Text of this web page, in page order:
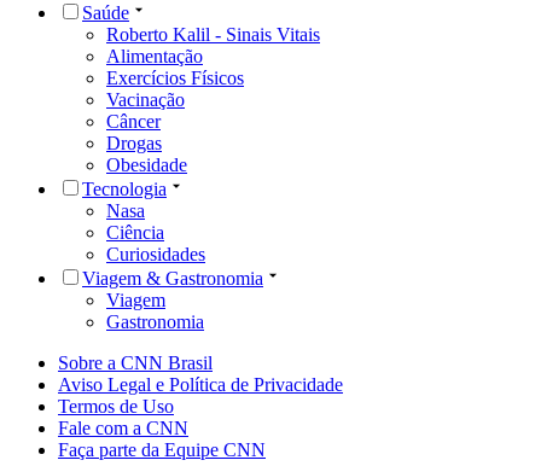
Saúde
Roberto Kalil - Sinais Vitais
Alimentação
Exercícios Físicos
Vacinação
Câncer
Drogas
Obesidade
Tecnologia
Nasa
Ciência
Curiosidades
Viagem & Gastronomia
Viagem
Gastronomia
Sobre a CNN Brasil
Aviso Legal e Política de Privacidade
Termos de Uso
Fale com a CNN
Faça parte da Equipe CNN